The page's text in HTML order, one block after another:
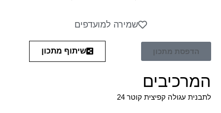
שמירה למועדפים
הדפסת מתכון שיתוף מתכון
המרכיבים
לתבנית עגולה קפיצית קוטר 24